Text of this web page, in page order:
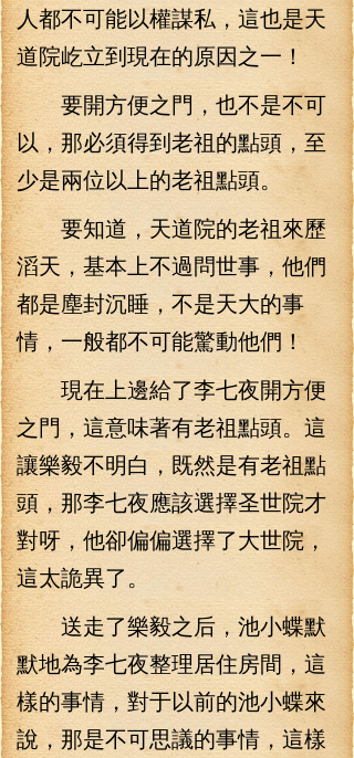
人都不可能以權謀私，這也是天
道院屹立到現在的原因之一！
要開方便之門，也不是不可
以，那必須得到老祖的點頭，至
少是兩位以上的老祖點頭。
要知道，天道院的老祖來歷
滔天，基本上不過問世事，他們
都是塵封沉睡，不是天大的事
情，一般都不可能驚動他們！
現在上邊給了李七夜開方便
之門，這意味著有老祖點頭。這
讓樂毅不明白，既然是有老祖點
頭，那李七夜應該選擇圣世院才
對呀，他卻偏偏選擇了大世院，
這太詭異了。
送走了樂毅之后，池小蝶默
默地為李七夜整理居住房間，這
樣的事情，對于以前的池小蝶來
說，那是不可思議的事情，這樣